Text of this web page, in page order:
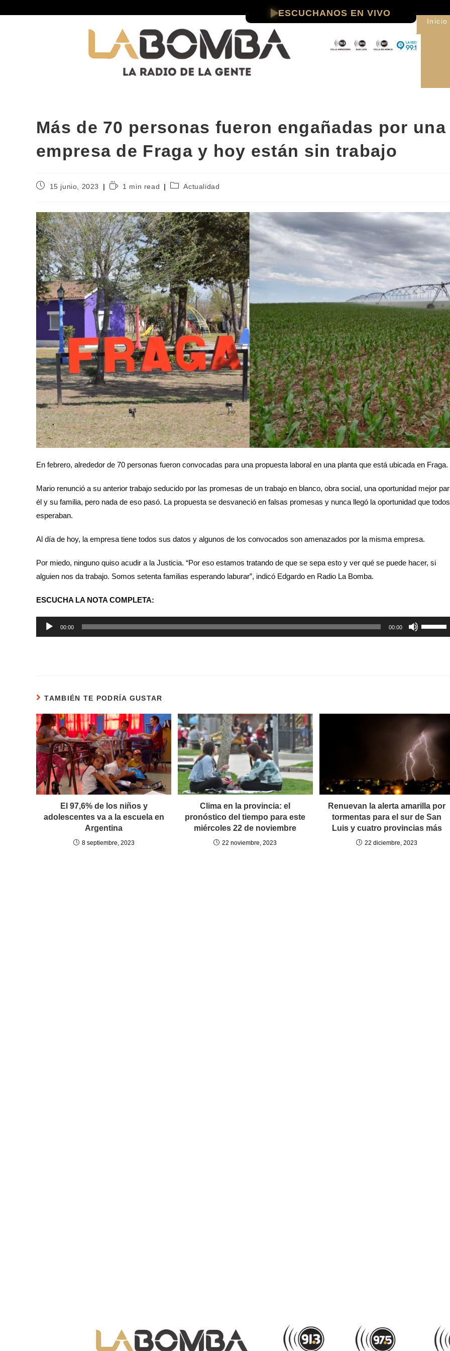
ESCUCHANOS EN VIVO
Inicio
Más de 70 personas fueron engañadas por una
empresa de Fraga y hoy están sin trabajo
15 junio, 2023 1 min read Actualidad
En febrero, alrededor de 70 personas fueron convocadas para una propuesta laboral en una planta que está ubicada en Fraga.
Mario renunció a su anterior trabajo seducido por las promesas de un trabajo en blanco, obra social, una oportunidad mejor
él y su familia, pero nada de eso pasó. La propuesta se desvaneció en falsas promesas y nunca llegó la oportunidad que todos
esperaban.
Al día de hoy, la empresa tiene todos sus datos y algunos de los convocados son amenazados por la misma empresa.
Por miedo, ninguno quiso acudir a la Justicia. “Por eso estamos tratando de que se sepa esto y ver qué se puede hacer, si
alguien nos da trabajo. Somos setenta familias esperando laburar”, indicó Edgardo en Radio La Bomba.
ESCUCHA LA NOTA COMPLETA:
Reproductor
de
00:00 00:00
Utiliza
las
o
disminuir
TAMBIÉN TE PODRÍA GUSTAR
El 97,6% de los niños y
adolescentes va a la escuela en
Argentina
8 septiembre, 2023
Clima en la provincia: el
pronóstico del tiempo para este
miércoles 22 de noviembre
22 noviembre, 2023
Renuevan la alerta amarilla por
tormentas para el sur de San
Luis y cuatro provincias más
22 diciembre, 2023